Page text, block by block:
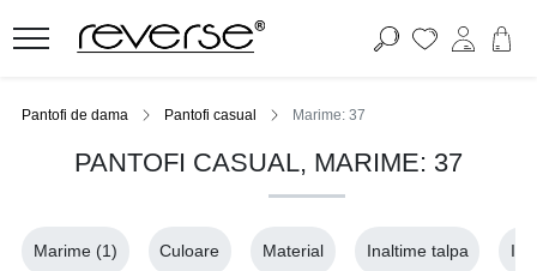
Pantofi de dama Pantofi casual Marime: 37
PANTOFI CASUAL, MARIME: 37
Marime (1) Culoare Material Inaltime talpa